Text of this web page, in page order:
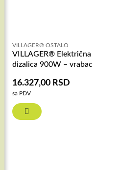
VILLAGER® OSTALO
VILLAGER® Električna
dizalica 900W – vrabac
16.327,00 RSD
sa PDV